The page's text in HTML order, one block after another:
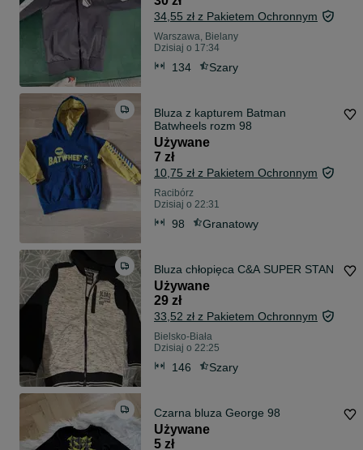
34,55 zł z Pakietem Ochronnym
Warszawa, Bielany
Dzisiaj o 17:34
134 Szary
Bluza z kapturem Batman
Batwheels rozm 98
Używane
7 zł
10,75 zł z Pakietem Ochronnym
Racibórz
Dzisiaj o 22:31
98 Granatowy
Bluza chłopięca C&A SUPER STAN
Używane
29 zł
33,52 zł z Pakietem Ochronnym
Bielsko-Biała
Dzisiaj o 22:25
146 Szary
Czarna bluza George 98
Używane
5 zł